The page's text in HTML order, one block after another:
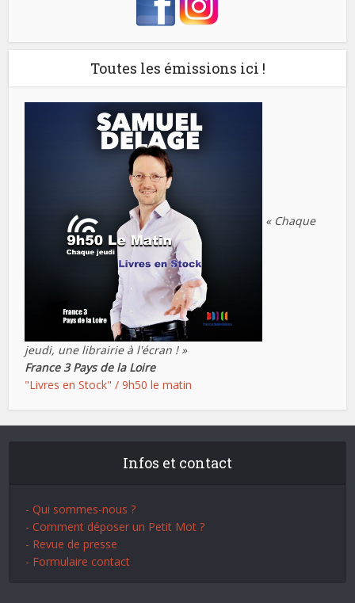
Toutes les émissions ici !
« Chaque
jeudi, une librairie à l'écran ! »
France 3 Pays de la Loire
"Livres en Stock" / 9h50 le matin
Infos et contact
- Qui sommes-nous ?
- Comment déposer un Petit Mot ?
- Revue de presse
- Formulaire contact